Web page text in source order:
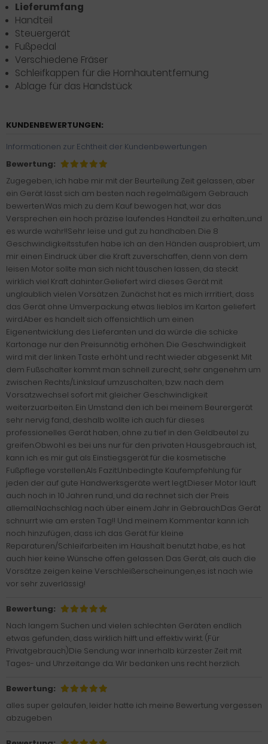
Lieferumfang
Handteil
Steuergerät
Fußpedal
Verschiedene Fräser
Schleifkappen für die Hornhautentfernung
Ablage für das Handstück
KUNDENBEWERTUNGEN:
Informationen zur Echtheit der Kundenbewertungen
Bewertung:
Zugegeben, ich habe mir mit der Beurteilung Zeit gelassen, aber
ein Gerät lässt sich am besten nach regelmäßigem Gebrauch
bewerten.Was mich zu dem Kauf bewogen hat, war das
Versprechen ein hoch präzise laufendes Handteil zu erhalten....und
es wurde wahr!!Sehr leise und gut zu handhaben. Die 8
Geschwindigkeitsstufen habe ich an den Händen ausprobiert, um
mir einen Eindruck über die Kraft zuverschaffen, denn von dem
leisen Motor sollte man sich nicht täuschen lassen, da steckt
wirklich viel Kraft dahinter.Geliefert wird dieses Gerät mit
unglaublich vielen Vorsätzen. Zunächst hat es mich irrritiert, dass
das Gerät ohne Umverpackung etwas lieblos im Karton geliefert
wird.Aber es handelt sich offensichtlich um einen
Eigenentwicklung des Lieferanten und da würde die schicke
Kartonage nur den Preisunnötig erhöhen. Die Geschwindigkeit
wird mit der linken Taste erhöht und recht wieder abgesenkt. Mit
dem Fußschalter kommt man schnell zurecht, sehr angenehm um
zwischen Rechts/Linkslauf umzuschalten, bzw. nach dem
Vorsatzwechsel sofort mit gleicher Geschwindigkeit
weiterzuarbeiten. Ein Umstand den ich bei meinem Beurergerät
sehr nervig fand, deshalb wollte ich auch für dieses
professionelles Gerät haben, ohne zu tief in den Geldbeutel zu
greifen.Obwohl es bei uns nur für den privaten Hausgebrauch ist,
kann ich es mir gut als Einstiegsgerät für die kosmetische
Fußpflege vorstellen.Als Fazit:Unbedingte Kaufempfehlung für
jeden der auf gute Handwerksgeräte wert legt.Dieser Motor läuft
auch noch in 10 Jahren rund, und da rechnet sich der Preis
allemal.Nachschlag nach über einem Jahr in Gebrauch:Das Gerät
schnurrt wie am ersten Tag!! Und meinem Kommentar kann ich
noch hinzufügen, dass ich das Gerät für kleine
Reparaturen/Schleifarbeiten im Haushalt benutzt habe, es hat
auch hier keine Wünsche offen gelassen. Das Gerät, als auch die
Vorsätze zeigen keine Verschleißerscheinungen,es ist nach wie
vor sehr zuverlässig!
Bewertung:
Nach langem Suchen und vielen schlechten Geräten endlich
etwas gefunden, dass wirklich hilft und effektiv wirkt. (Für
Privatgebrauch)Die Sendung war innerhalb kürzester Zeit mit
Tages- und Uhrzeitange da. Wir bedanken uns recht herzlich.
Bewertung:
alles super gelaufen, leider hatte ich meine Bewertung vergessen
abzugeben